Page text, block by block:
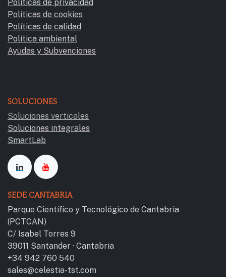
Políticas de privacidad
Políticas de cookies
Políticas de calidad
Política ambiental
Ayudas y Subvencione​s
SOLUCIONES
Soluciones verticales
Soluciones integrales
SmartLab
SEDE CANTABRIA
Parque Científico y Tecnológico de Cantab​ria
(PCTCAN)
C/ Isabel Torres 9
39011 Santander · Cantabria
+34 942 760 540
sales@celestia-tst.com